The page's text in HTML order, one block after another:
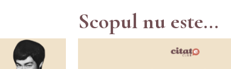
Scopul nu este...